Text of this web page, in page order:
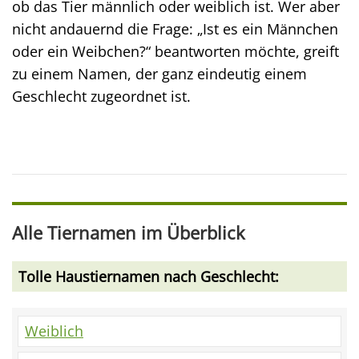
ob das Tier männlich oder weiblich ist. Wer aber
nicht andauernd die Frage: „Ist es ein Männchen
oder ein Weibchen?“ beantworten möchte, greift
zu einem Namen, der ganz eindeutig einem
Geschlecht zugeordnet ist.
Alle Tiernamen im Überblick
Tolle Haustiernamen nach Geschlecht:
Weiblich